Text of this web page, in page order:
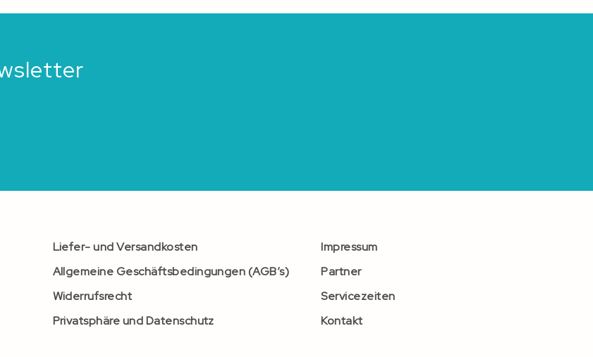
Liefer- und Versandkosten
Allgemeine Geschäftsbedingungen (AGB’s)
Widerrufsrecht
Privatsphäre und Datenschutz
Impressum
Partner
Servicezeiten
Kontakt